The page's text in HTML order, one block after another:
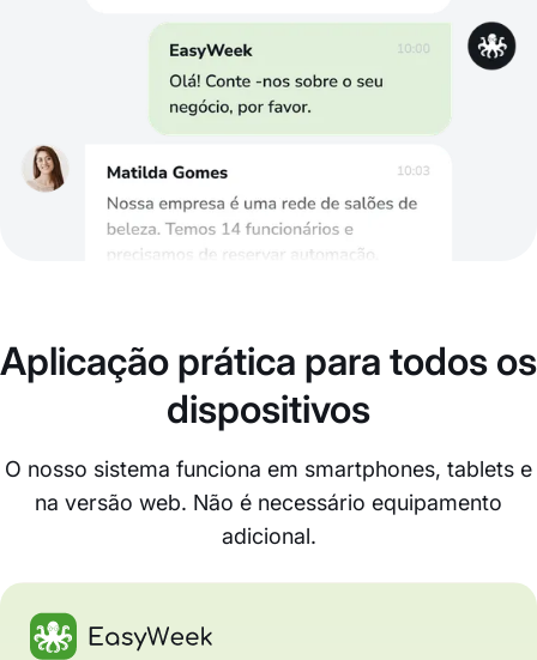
Aplicação prática para todos os
dispositivos
O nosso sistema funciona em smartphones, tablets e
na versão web. Não é necessário equipamento
adicional.